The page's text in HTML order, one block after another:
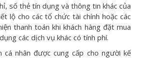
số thẻ tín dụng và thông tin khác của
lộ cho các tổ chức tài chính hoặc các
thanh toán khi khách hàng đặt mua
các dịch vụ khác có tính phí.
cá nhân được cung cấp cho người kế